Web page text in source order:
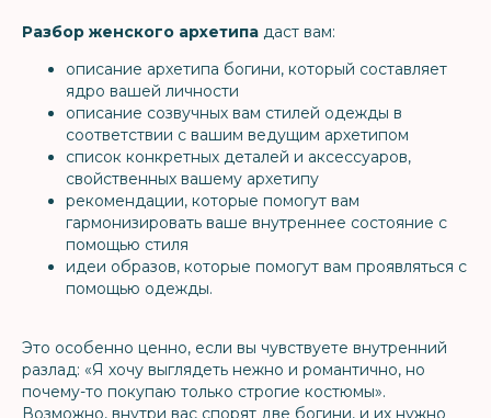
Разбор женского архетипа даст вам:
описание архетипа богини, который составляет
ядро вашей личности
описание созвучных вам стилей одежды в
соответствии с вашим ведущим архетипом
список конкретных деталей и аксессуаров,
свойственных вашему архетипу
рекомендации, которые помогут вам
гармонизировать ваше внутреннее состояние с
помощью стиля
идеи образов, которые помогут вам проявляться с
помощью одежды.
Это особенно ценно, если вы чувствуете внутренний
разлад: «Я хочу выглядеть нежно и романтично, но
почему-то покупаю только строгие костюмы».
Возможно, внутри вас спорят две богини, и их нужно